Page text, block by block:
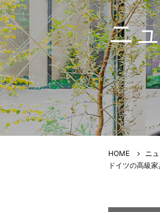
ニ
HOME
ニ
ドイツの高級